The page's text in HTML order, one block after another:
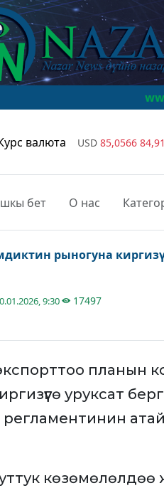
валюта USD 85,0566
бет О нас
рыногуна
9:30
17497
планын
уруксат
көзөмөлөлдөө